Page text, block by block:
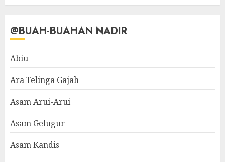
@BUAH-BUAHAN NADIR
Abiu
Ara Telinga Gajah
Asam Arui-Arui
Asam Gelugur
Asam Kandis